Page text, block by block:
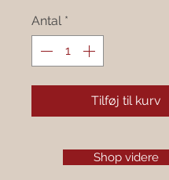
Antal *
Tilføj til kurv
Shop videre